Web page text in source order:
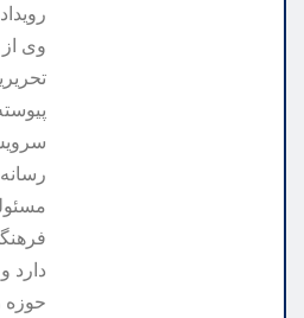
دارد
حوزه